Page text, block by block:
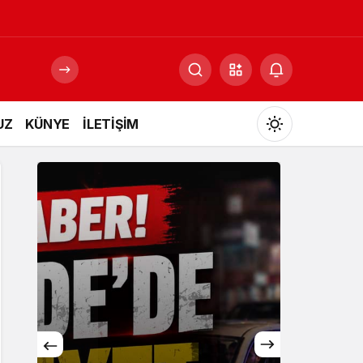
KÜNYE İLETİŞİM
Mod
değiştir
Gündüz Modu
Gündüz modunu seçin.
Gece Modu
Gece modunu seçin.